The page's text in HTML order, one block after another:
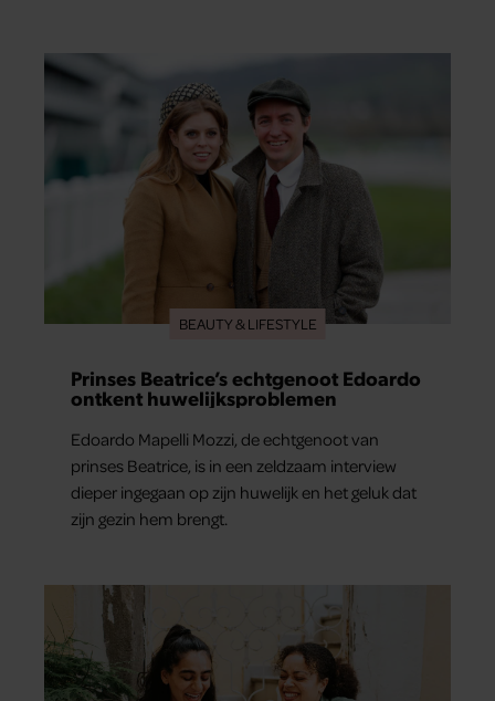
dat hij lange tijd vooral overleefde en steeds
verder van zijn gevoel verwijderd raakte.
BEAUTY & LIFESTYLE
Prinses Beatrice’s echtgenoot Edoardo
ontkent huwelijksproblemen
Edoardo Mapelli Mozzi, de echtgenoot van
prinses Beatrice, is in een zeldzaam interview
dieper ingegaan op zijn huwelijk en het geluk dat
zijn gezin hem brengt.